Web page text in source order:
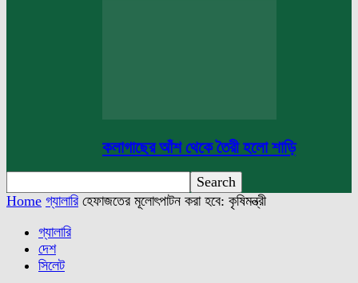
কলাগাছের আঁশ থেকে তৈরী হলো শাড়ি
Home গ্যালারি হেফাজতের মূলোৎপাটন করা হবে: কৃষিমন্ত্রী
গ্যালারি
দেশ
সিলেট